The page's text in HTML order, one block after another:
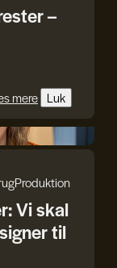
–
mere Luk
Produktion
Vi skal
til